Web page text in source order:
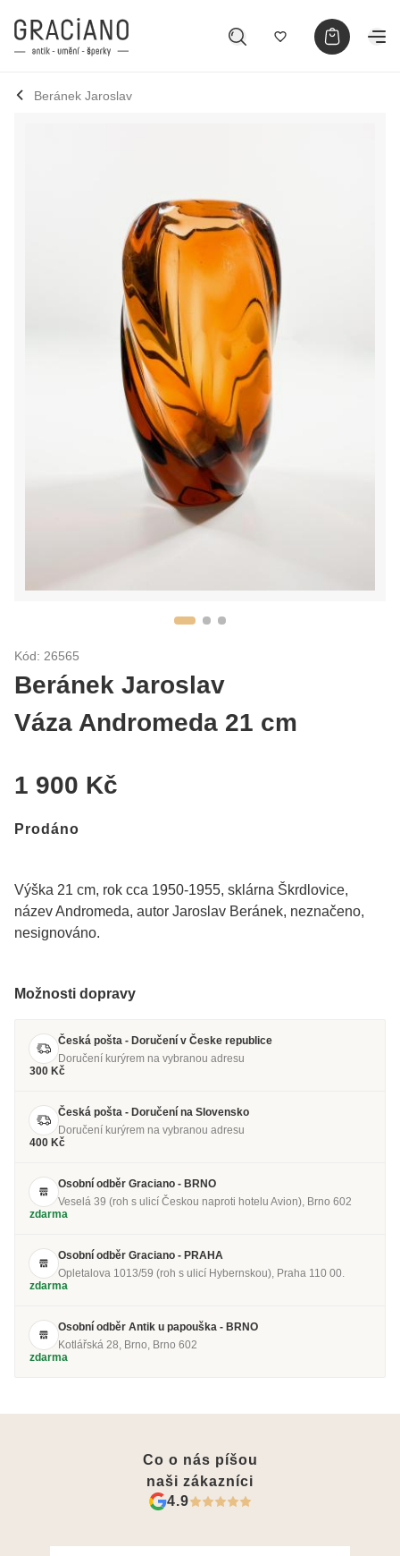
Beránek Jaroslav
Kód: 26565
Beránek Jaroslav
Váza Andromeda 21 cm
1 900 Kč
Prodáno
Výška 21 cm, rok cca 1950-1955, sklárna Škrdlovice,
název Andromeda, autor Jaroslav Beránek, neznačeno,
nesignováno.
Možnosti dopravy
Česká pošta - Doručení v Česke republice
Doručení kurýrem na vybranou adresu
300 Kč
Česká pošta - Doručení na Slovensko
Doručení kurýrem na vybranou adresu
400 Kč
Osobní odběr Graciano - BRNO
Veselá 39 (roh s ulicí Českou naproti hotelu Avion), Brno 602
zdarma
Osobní odběr Graciano - PRAHA
Opletalova 1013/59 (roh s ulicí Hybernskou), Praha 110 00.
zdarma
Osobní odběr Antik u papouška - BRNO
Kotlářská 28, Brno, Brno 602
zdarma
Co o nás píšou
naši zákazníci
4.9